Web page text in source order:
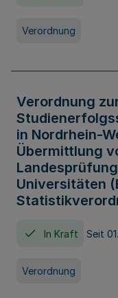
Verordnung
Verordnung
in Nordrhein-
Übermittlung
Universitäten
In Kraft Seit
Verordnung